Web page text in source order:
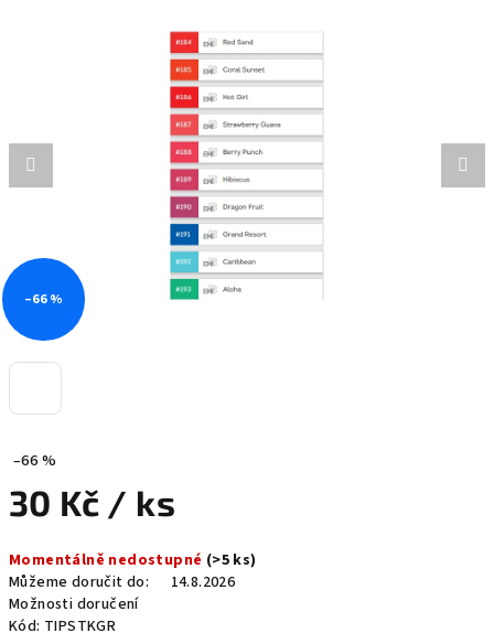
–66 %
30 Kč / ks
cena:
Momentálně nedostupné (>5 ks)
Můžeme doručit do:
14.8.2026
Možnosti doručení
Kód: TIPSTKGR
hvězdiček.
–66 %